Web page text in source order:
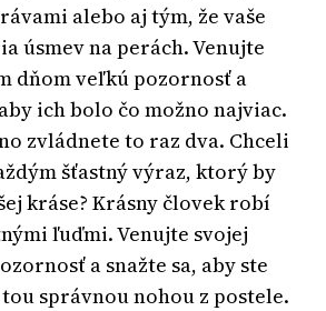
alebo aj tým, že vaše
úsmev na perách. Venujte
dňom veľkú pozornosť a
ich bolo čo možno najviac.
zvládnete to raz dva. Chceli
šťastný výraz, ktorý by
kráse? Krásny človek robí
ľuďmi. Venujte svojej
a snažte sa, aby ste
správnou nohou z postele.